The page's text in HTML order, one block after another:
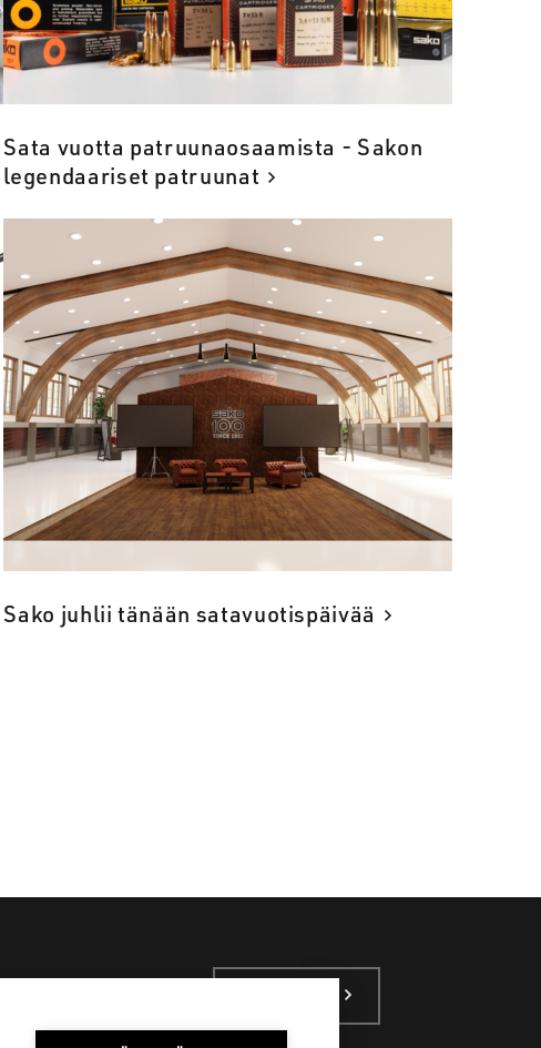
Sata vuotta patruunaosaamista - Sakon
legendaariset patruunat
Sako juhlii tänään satavuotispäivää